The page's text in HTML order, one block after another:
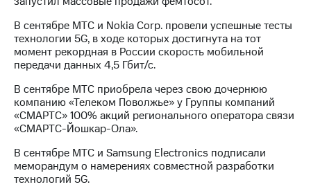
В сентябре МТС и Nokia Corp. провели успешные тесты
технологии 5G, в ходе которых достигнута на тот
момент рекордная в России скорость мобильной
передачи данных 4,5 Гбит/с.
В сентябре МТС приобрела через свою дочернюю
компанию «Телеком Поволжье» у Группы компаний
«СМАРТС» 100% акций регионального оператора связи
«СМАРТС-Йошкар-Ола».
В сентябре МТС и Samsung Electronics подписали
меморандум о намерениях совместной разработки
технологий 5G.